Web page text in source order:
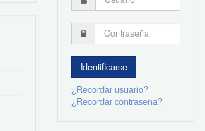
¿Recordar usuario?
¿Recordar contraseña?